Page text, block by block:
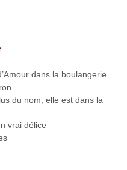
dans la boulangerie
du nom, elle est dans la
vrai délice